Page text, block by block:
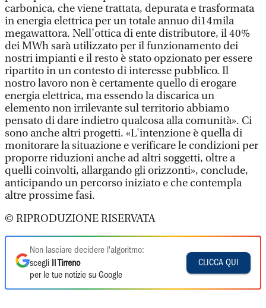
carbonica, che viene trattata, depurata e trasformata
in energia elettrica per un totale annuo di14mila
megawattora. Nell’ottica di ente distributore, il 40%
dei MWh sarà utilizzato per il funzionamento dei
nostri impianti e il resto è stato opzionato per essere
ripartito in un contesto di interesse pubblico. Il
nostro lavoro non è certamente quello di erogare
energia elettrica, ma essendo la discarica un
elemento non irrilevante sul territorio abbiamo
pensato di dare indietro qualcosa alla comunità». Ci
sono anche altri progetti. «L'intenzione è quella di
monitorare la situazione e verificare le condizioni per
proporre riduzioni anche ad altri soggetti, oltre a
quelli coinvolti, allargando gli orizzonti», conclude,
anticipando un percorso iniziato e che contempla
altre prossime fasi.
© RIPRODUZIONE RISERVATA
Non lasciare decidere l'algoritmo:
scegli
Il Tirreno
per le tue notizie su Google
CLICCA QUI